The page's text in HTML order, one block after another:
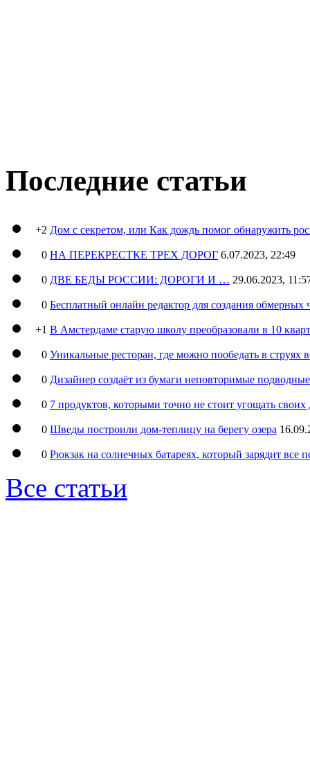
Последние статьи
+2 Дом с секретом, или Как дождь помог обнаружить
0 НА ПЕРЕКРЕСТКЕ ТРЕХ ДОРОГ 6.07.2023, 22:49
0 ДВЕ БЕДЫ РОССИИ: ДОРОГИ И … 29.06.2023,
0 Бесплатный онлайн редактор для создания обмерных
+1 В Амстердаме старую школу преобразовали в 10
0 Уникальные ресторан, где можно пообедать в струях
0 Дизайнер создаёт из бумаги неповторимые
0 7 продуктов, которыми точно не стоит угощать
0 Шведы построили дом-теплицу на берегу озера
0 Рюкзак на солнечных батареях, который зарядит все
Все статьи